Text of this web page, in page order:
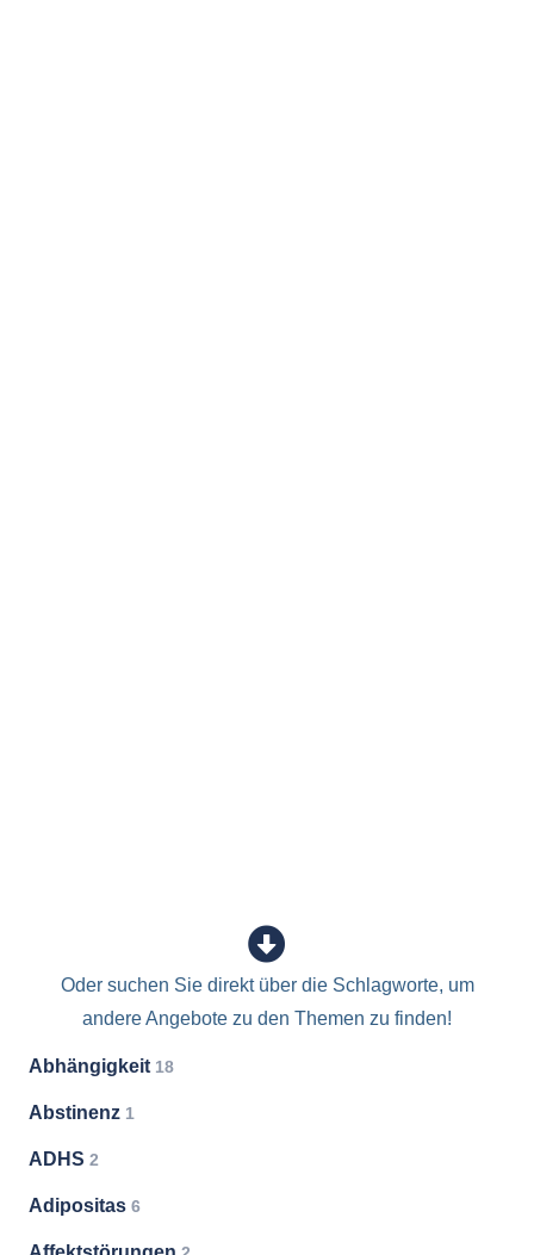
Oder suchen Sie direkt über die Schlagworte, um
andere Angebote zu den Themen zu finden!
Abhängigkeit 18
Abstinenz 1
ADHS 2
Adipositas 6